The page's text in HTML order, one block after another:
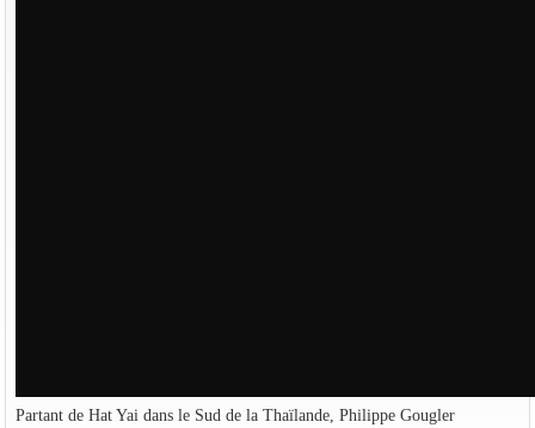
Partant de Hat Yai dans le Sud de la Thaïlande, Philippe Gougler